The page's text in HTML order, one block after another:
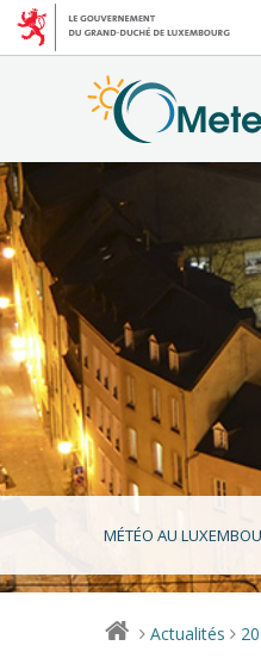
MÉTÉO AU
> Actualités >